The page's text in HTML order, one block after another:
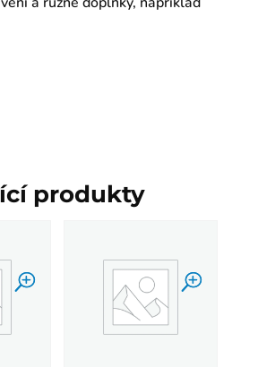
produkty